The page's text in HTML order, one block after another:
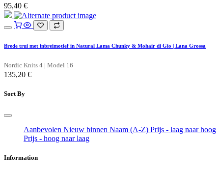
95,40 €
Brede trui met inbreimotief in Natural Lama Chunky & Mohair di Gio | Lana Grossa
Nordic Knits 4 | Model 16
135,20 €
Sort By
Aanbevolen Nieuw binnen Naam (A-Z) Prijs - laag naar hoog
Prijs - hoog naar laag
Information